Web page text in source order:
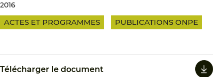
2016
ACTES ET PROGRAMMES PUBLICATIONS ONPE
Télécharger le document